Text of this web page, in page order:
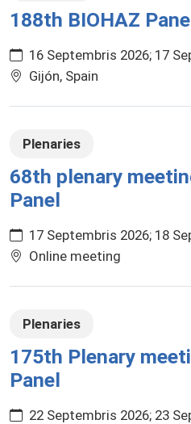
188th BIOHAZ
16 Septembris 2026 17
Gijón, Spain
Plenaries
68th plenary
Panel
17 Septembris 2026 18
Online meeting
Plenaries
175th Plenary
Panel
22 Septembris 2026 23